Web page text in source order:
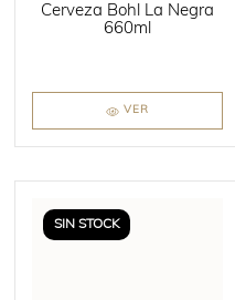
Cerveza Bohl La Negra
660ml
VER
SIN STOCK